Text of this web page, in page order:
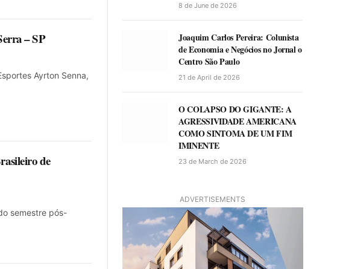
– SP
Ayrton Senna,
de
semestre pós-
8 de June de 2026
Joaquim Carlos Pereira: Colunista
de Economia e Negócios no Jornal o
Centro São Paulo
21 de April de 2026
O COLAPSO DO GIGANTE: A
AGRESSIVIDADE AMERICANA
COMO SINTOMA DE UM FIM
IMINENTE
23 de March de 2026
ADVERTISEMENTS